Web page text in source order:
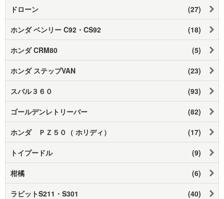
ドローン (27)
ホンダ ベンリー C92・CS92 (18)
ホンダ CRM80 (5)
ホンダ ステップVAN (23)
スバル３６０ (93)
ゴールデンレトリーバー (82)
ホンダ ＰＺ５０（ ホリディ） (17)
トイプードル (9)
柑橘 (6)
ラビットS211・S301 (40)